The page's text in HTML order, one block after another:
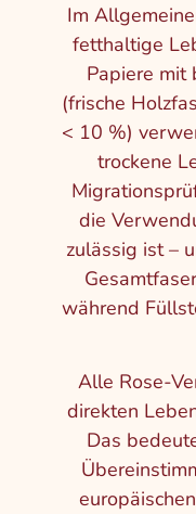
Im
fetthaltige
Papiere mit
(frische
< 10 %)
trockene
die
zulässig ist –
während
Alle Rose-
direkten
Das